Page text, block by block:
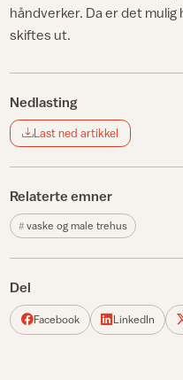
håndverker. Da er det
skiftes ut.
Nedlasting
Last ned artikkel
Relaterte emner
vaske og male trehus
Del
Facebook LinkedIn